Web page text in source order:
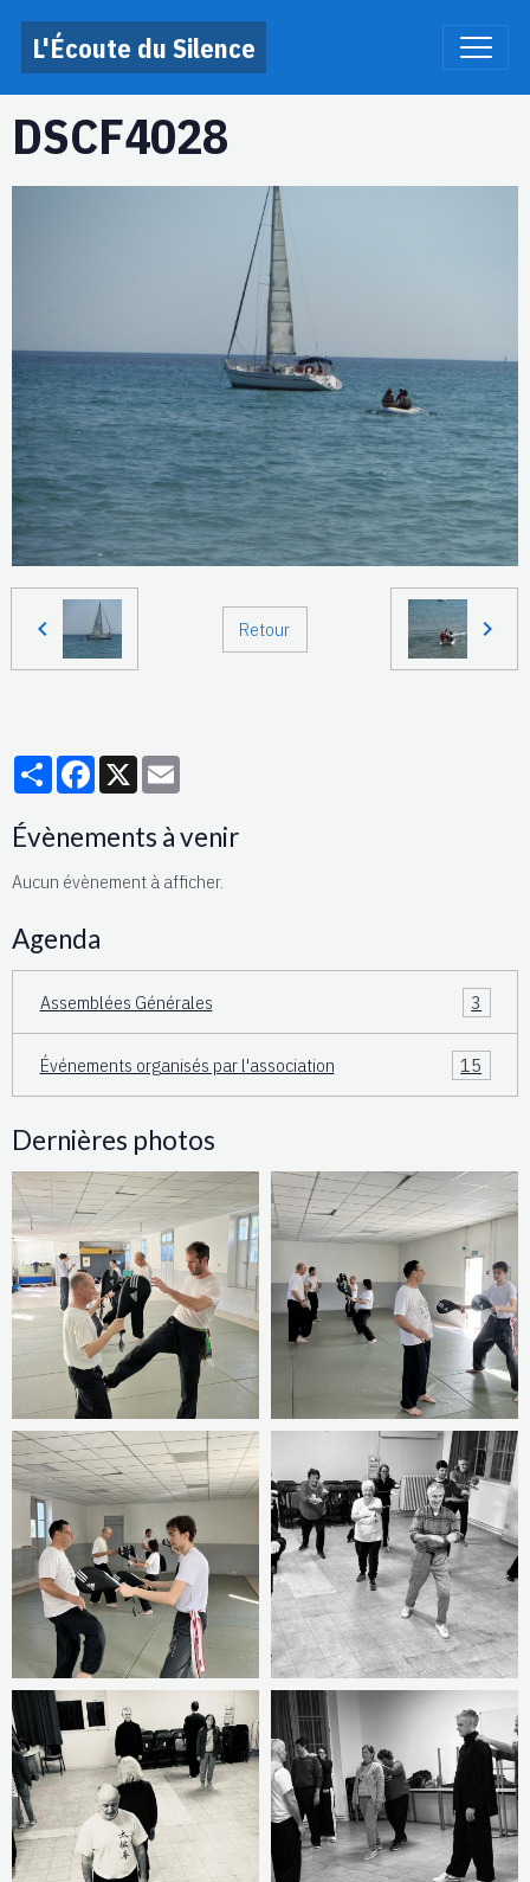
L'Écoute du Silence
DSCF4028
Retour
PartagerFacebook
X
Évènements à venir
Aucun évènement à afficher.
Agenda
Assemblées Générales 3
Événements organisés par l'association 15
Dernières photos